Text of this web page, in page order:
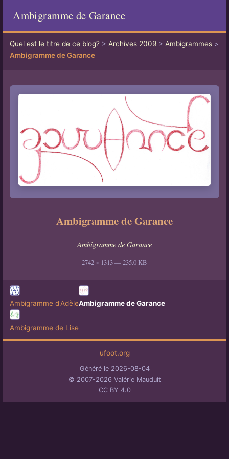
Ambigramme de Garance
Quel est le titre de ce blog?> Archives 2009> Ambigrammes>
Ambigramme de Garance
Ambigramme de Garance
Ambigramme de Garance
2742 × 1313 — 235.0 KB
Ambigramme d'AdèleAmbigramme de Garance
Ambigramme de Lise
ufoot.org
Généré le 2026-08-04
© 2007-2026 Valérie Mauduit
CC BY 4.0